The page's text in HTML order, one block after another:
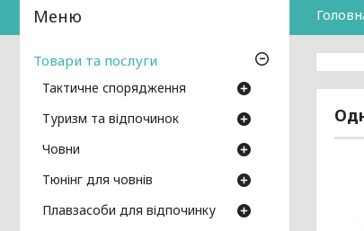
Товари та послуги
Тактичне спорядження
Туризм та відпочинок
Човни
Тюнінг для човнів
Плавзасоби для відпочинку